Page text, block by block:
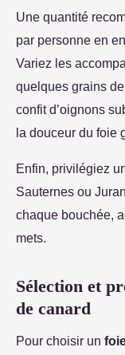
Une quantité
par personne en
Variez les
quelques grains
confit d’oignons
la douceur du foie
Enfin, privilégiez
Sauternes ou
chaque bouchée,
mets.
Sélection et
de canard
Pour choisir un